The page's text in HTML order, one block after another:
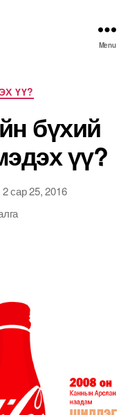
Menu
ҮҮ?
бүхий
үү?
2 сар 25, 2016